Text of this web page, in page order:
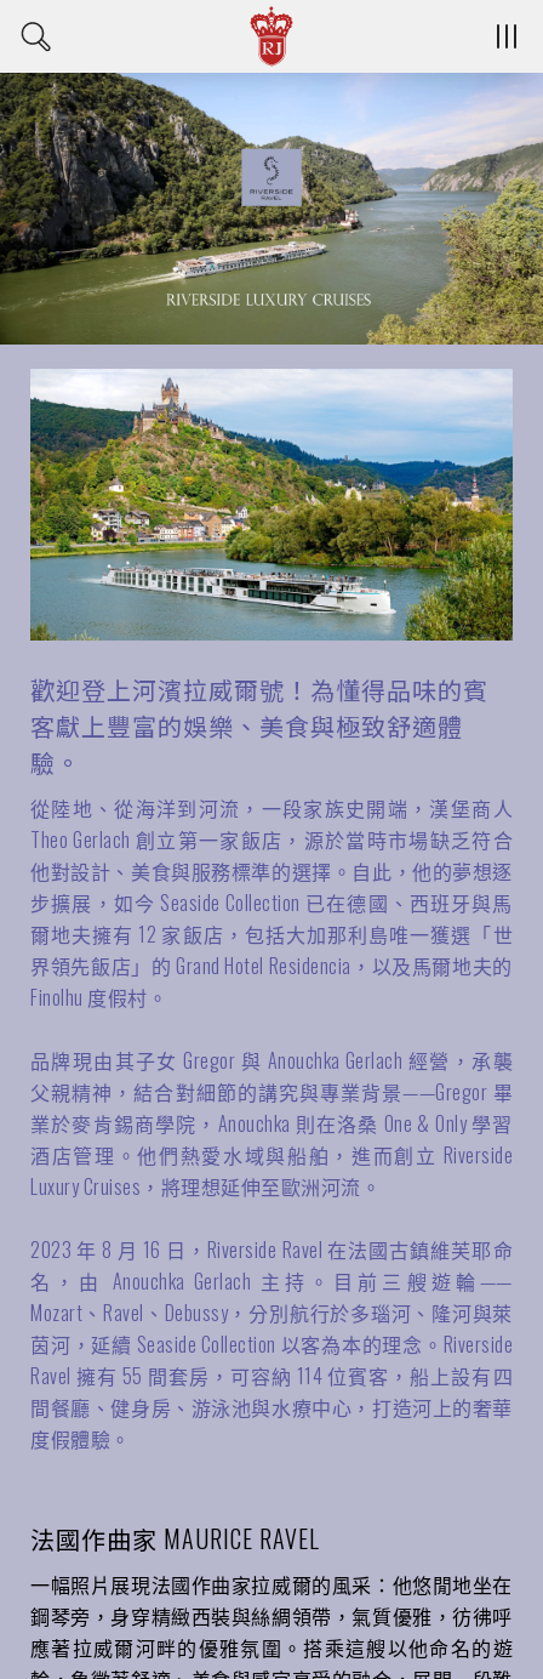
歡迎登上河濱拉威爾號！為懂得品味的賓
客獻上豐富的娛樂、美食與極致舒適體
驗。
從陸地、從海洋到河流，一段家族史開端，漢堡商人
Theo Gerlach 創立第一家飯店，源於當時市場缺乏符合
他對設計、美食與服務標準的選擇。自此，他的夢想逐
步擴展，如今 Seaside Collection 已在德國、西班牙與馬
爾地夫擁有 12 家飯店，包括大加那利島唯一獲選「世
界領先飯店」的 Grand Hotel Residencia，以及馬爾地夫的
Finolhu 度假村。
品牌現由其子女 Gregor 與 Anouchka Gerlach 經營，承襲
父親精神，結合對細節的講究與專業背景——Gregor 畢
業於麥肯錫商學院，Anouchka 則在洛桑 One & Only 學習
酒店管理。他們熱愛水域與船舶，進而創立 Riverside
Luxury Cruises，將理想延伸至歐洲河流。
2023 年 8 月 16 日，Riverside Ravel 在法國古鎮維芙耶命
名，由 Anouchka Gerlach 主持。目前三艘遊輪——
Mozart、Ravel、Debussy，分別航行於多瑙河、隆河與萊
茵河，延續 Seaside Collection 以客為本的理念。Riverside
Ravel 擁有 55 間套房，可容納 114 位賓客，船上設有四
間餐廳、健身房、游泳池與水療中心，打造河上的奢華
度假體驗。
法國作曲家 MAURICE RAVEL
一幅照片展現法國作曲家拉威爾的風采：他悠閒地坐在
鋼琴旁，身穿精緻西裝與絲綢領帶，氣質優雅，彷彿呼
應著拉威爾河畔的優雅氛圍。搭乘這艘以他命名的遊